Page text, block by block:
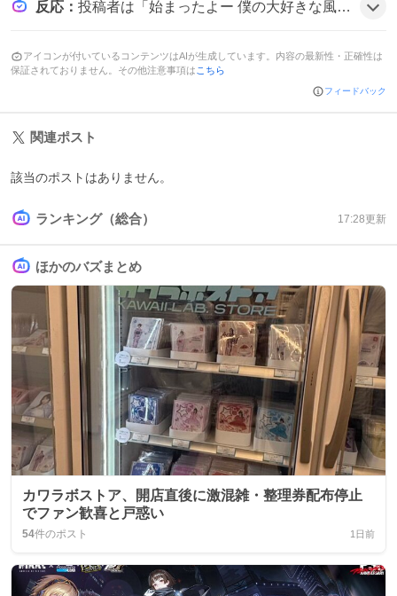
反応 ： 投稿者は「始まったよー 僕の大好きな風磨くんとわちゃわちゃやってます」「風磨くん、将生に出会えてよかったね」「富美男ちゃんにめろめろな風磨くんもめちゃくちゃ楽しそうだった」などと、楽しさや可愛さを強調し、テンションが上がっている様子がうかがえる。
アイコンが付いているコンテンツはAIが生成しています。内容の最新性・正確性は
保証されておりません。その他注意事項はこちら
フィードバック
関連ポスト
該当のポストはありません。
ランキング（総合） 17:28更新
ほかのバズまとめ
カワラボストア、開店直後に激混雑・整理券配布停止
でファン歓喜と戸惑い
54件のポスト 1日前